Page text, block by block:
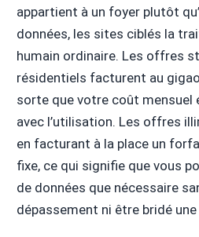
appartient à un foyer plutôt
données, les sites ciblés la
humain ordinaire. Les offres
résidentiels facturent au
sorte que votre coût mensuel
avec l’utilisation. Les offres
en facturant à la place un
fixe, ce qui signifie que vous
de données que nécessaire
dépassement ni être bridé